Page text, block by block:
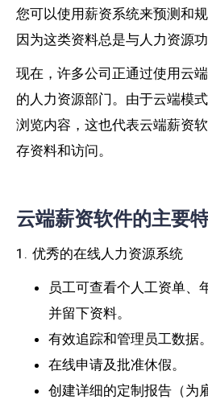
您可以使用薪资系统来预测和
因为这类资料总是与人力资源功
现在，许多公司正通过使用云
的人力资源部门。由于云端模
浏览内容，这也代表云端薪资
存资料和访问。
云端薪资软件的主要
1. 优秀的在线人力资源系统
员工可查看个人工资单、
并留下资料。
有效追踪和管理员工数据。
在线申请及批准休假。
创建详细的定制报告（为